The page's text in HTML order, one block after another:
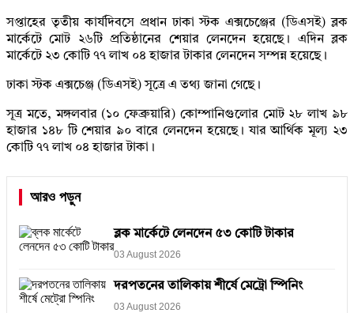
সপ্তাহের তৃতীয় কার্যদিবসে প্রধান ঢাকা স্টক এক্সচেঞ্জের (ডিএসই) ব্লক
মার্কেটে মোট ২৬টি প্রতিষ্ঠানের শেয়ার লেনদেন হয়েছে। এদিন ব্লক
মার্কেটে ২৩ কোটি ৭৭ লাখ ০৪ হাজার টাকার লেনদেন সম্পন্ন হয়েছে।
ঢাকা স্টক এক্সচেঞ্জ (ডিএসই) সূত্রে এ তথ্য জানা গেছে।
সূত্র মতে, মঙ্গলবার (১০ ফেব্রুয়ারি) কোম্পানিগুলোর মোট ২৮ লাখ ৯৮
হাজার ১৪৮ টি শেয়ার ৯০ বারে লেনদেন হয়েছে। যার আর্থিক মূল্য ২৩
কোটি ৭৭ লাখ ০৪ হাজার টাকা।
আরও পড়ুন
ব্লক মার্কেটে লেনদেন ৫৩ কোটি টাকার
03 August 2026
দরপতনের তালিকায় শীর্ষে মেট্রো স্পিনিং
03 August 2026